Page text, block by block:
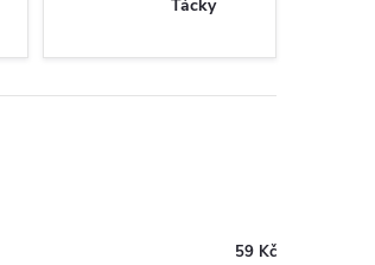
Tácky
59 Kč